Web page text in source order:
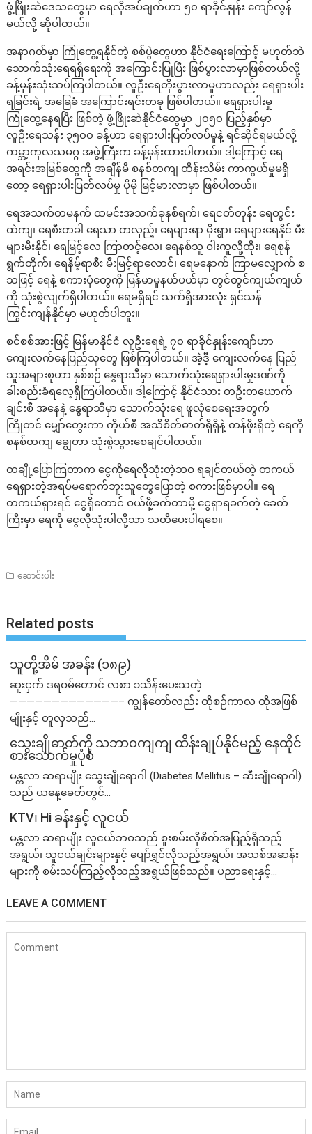
ဖွံ့ဖြိုးဆဲဒေသတွေမှာ ရေလိုအပ်ချက်ဟာ ၅၀ ရာခိုင်နှုန်း ကျော်လွန်
မယ်လို့ ဆိုပါတယ်။
အနာဂတ်မှာ ကြုံတွေ့ရနိုင်တဲ့ စစ်ပွဲတွေဟာ နိုင်ငံရေးကြောင့် မဟုတ်ဘဲ
သောက်သုံးရေရရှိရေးကို အကြောင်းပြုပြီး ဖြစ်ပွားလာမှာဖြစ်တယ်လို့
ခန့်မှန်းသုံးသပ်ကြပါတယ်။ လူဦးရေတိုးပွားလာမှုဟာလည်း ရေရှားပါး
ရခြင်းရဲ့ အခြေခံ အကြောင်းရင်းတခု ဖြစ်ပါတယ်။ ရေရှားပါးမှု
ကြုံတွေ့နေရပြီး ဖြစ်တဲ့ ဖွံ့ဖြိုးဆဲနိုင်ငံတွေမှာ ၂၀၅၀ ပြည့်နှစ်မှာ
လူဦးရေသန်း ၃၅၀၀ ခန့်ဟာ ရေရှားပါးပြတ်လပ်မှုနဲ့ ရင်ဆိုင်ရမယ်လို့
ကမ္ဘာ့ကုလသမဂ္ဂ အဖွဲ့ကြီးက ခန့်မှန်းထားပါတယ်။ ဒါ့ကြောင့် ရေ
အရင်းအမြစ်တွေကို အချိန်မီ စနစ်တကျ ထိန်းသိမ်း ကာကွယ်မှုမရှိ
တော့ ရေရှားပါးပြတ်လပ်မှု ပိုမို မြင့်မားလာမှာ ဖြစ်ပါတယ်။
ရေအသက်တမနက် ထမင်းအသက်ခုနစ်ရက်၊ ရေငတ်တုန်း ရေတွင်း
ထဲကျ၊ ရေစီးတခါ ရေသာ တလှည့်၊ ရေများရာ မိုးရွာ၊ ရေများရေနိုင် မီး
များမီးနိုင်၊ ရေမြင့်လေ ကြာတင့်‌လေ၊ ရေနစ်သူ ဝါးကူလို့ထိုး၊ ရေစုန်
ရွက်တိုက်၊ ရေနိမ့်ရာစီး မီးမြင့်ရာလောင်၊ ရေမနောက် ကြာမလျှောက် စ
သဖြင့် ရေနဲ့ စကားပုံတွေကို မြန်မာမှုနယ်ပယ်မှာ တွင်တွင်ကျယ်ကျယ်
ကို သုံးစွဲလျက်ရှိပါတယ်။ ရေမရှိရင် သက်ရှိအားလုံး ရှင်သန်
ကြွင်းကျန်နိုင်မှာ မဟုတ်ပါဘူး။
စင်စစ်အားဖြင့် မြန်မာနိုင်ငံ လူဦးရေရဲ့ ၇၀ ရာခိုင်နှုန်းကျော်ဟာ
ကျေးလက်နေပြည်သူတွေ ဖြစ်ကြပါတယ်။ အဲ့ဒီ့ ကျေးလက်နေ ပြည်
သူအများစုဟာ နှစ်စဉ် နွေရာသီမှာ သောက်သုံးရေရှားပါးမှုဒဏ်ကို
ခါးစည်းခံရလေ့ရှိကြပါတယ်။ ဒါ့ကြောင့် နိုင်ငံသား တဦးတယောက်
ချင်းစီ အနေနဲ့ နွေရာသီမှာ သောက်သုံးရေ ဖူလုံစေရေးအတွက်
ကြိုတင် မျှော်တွေးကာ ကိုယ်စီ အသိစိတ်ဓာတ်ရှိရှိနဲ့ တန်ဖိုးရှိတဲ့ ရေကို
စနစ်တကျ ချွေတာ သုံးစွဲသွားစေချင်ပါတယ်။
တချို့ပြောကြတာက ငွေကိုရေလိုသုံးတဲ့ဘဝ ရချင်တယ်တဲ့ တကယ်
ရေရှားတဲ့အရပ်မရောက်ဘူးသူတွေပြောတဲ့ စကားဖြစ်မှာပါ။ ရေ
တကယ်ရှားရင် ငွေရှိတောင် ဝယ်ဖို့ခက်တာမို့ ငွေရှာရခက်တဲ့ ခေတ်
ကြီးမှာ ရေကို ငွေလိုသုံးပါလို့သာ သတိပေးပါရစေ။
ဆောင်းပါး
Related posts
သူတို့အိမ် အခန်း (၁၈၉)
ဆူးငှက် ဒရဝမ်တောင် လစာ ၁သိန်းပေးသတဲ့
—————————————– ကျွန်တော်လည်း ထိုစဉ်ကာလ ထိုအဖြစ်
မျိုးနှင့် တူလှသည်...
သွေးချိုဓာတ်ကို သဘာဝကျကျ ထိန်းချုပ်နိုင်မည့် နေထိုင်
စားသောက်မှုပုံစံ
မန္တလာ ဆရာမျိုး သွေးချိုရောဂါ (Diabetes Mellitus – ဆီးချိုရောဂါ)
သည် ယနေ့ခေတ်တွင်...
KTV၊ Hi ခန်းနှင့် လူငယ်
မန္တလာ ဆရာမျိုး လူငယ်ဘဝသည် စူးစမ်းလိုစိတ်အပြည့်ရှိသည့်
အရွယ်၊ သူငယ်ချင်းများနှင့် ပျော်ရွှင်လိုသည့်အရွယ်၊ အသစ်အဆန်း
များကို စမ်းသပ်ကြည့်လိုသည့်အရွယ်ဖြစ်သည်။ ပညာရေးနှင့်...
LEAVE A COMMENT